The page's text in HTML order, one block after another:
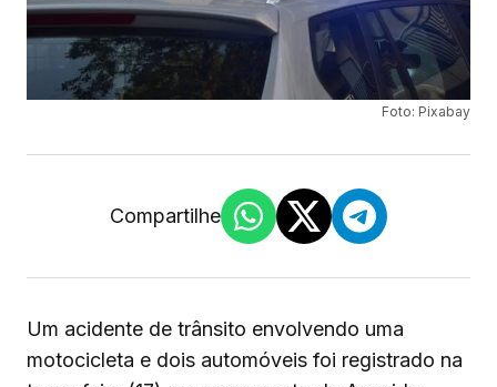
Foto: Pixabay
Compartilhe
Um acidente de trânsito envolvendo uma
motocicleta e dois automóveis foi registrado na